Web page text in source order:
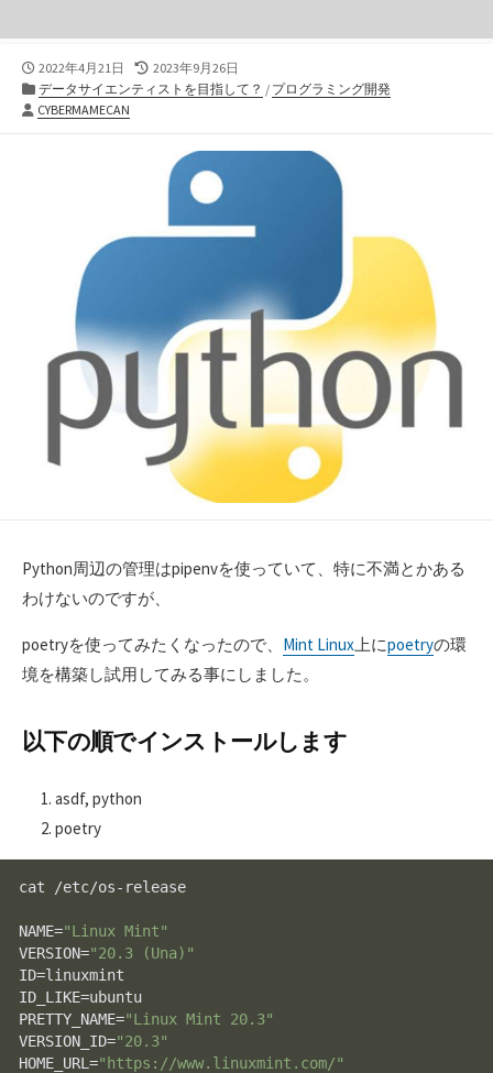
公
開
日
2022年4月21日
最
終
2023年9月26日
カ
テ
データサイエンティストを目指して？ / プログラミング開発
投
CYBERMAMECAN
Python周辺の管理はpipenvを使っていて、特に不満とかある
わけないのですが、
poetryを使ってみたくなったので、 Mint Linux上にpoetryの環
境を構築し試用してみる事にしました。
以下の順でインストールします
asdf, python
poetry
cat /etc/os-release
NAME="Linux Mint"
VERSION="20.3 (Una)"
ID=linuxmint
ID_LIKE=ubuntu
PRETTY_NAME="Linux Mint 20.3"
VERSION_ID="20.3"
HOME_URL="https://www.linuxmint.com/"